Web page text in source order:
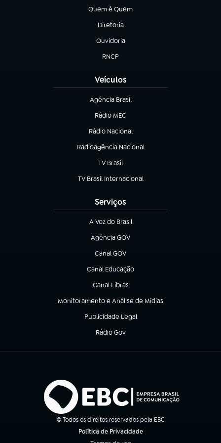
Quem é Quem
(abre em nova aba)
Diretoria
(abre em nova aba)
Ouvidoria
(abre em nova aba)
RNCP
(abre em nova aba)
Veículos
Agência Brasil
(abre em nova aba)
Rádio MEC
(abre em nova aba)
Rádio Nacional
Radioagência Nacional
(abre em nova aba)
TV Brasil
(abre em nova aba)
TV Brasil Internacional
(abre em nova aba)
Serviços
A Voz do Brasil
(abre em nova aba)
Agência GOV
(abre em nova aba)
Canal GOV
(abre em nova aba)
Canal Educação
(abre em nova aba)
Canal Libras
(abre em nova aba)
Monitoramento e Análise de Mídias
(abre em nova aba)
Publicidade Legal
(abre em nova aba)
Rádio Gov
(abre em nova aba)
© Todos os direitos reservados pela EBC
Política de Privacidade